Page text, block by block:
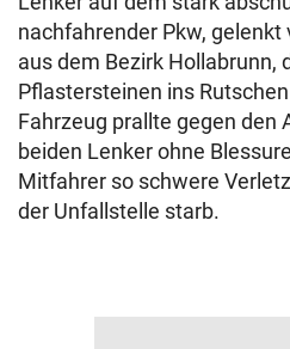
nachfahrender Pkw,
aus dem Bezirk Hollabrunn,
Pflastersteinen ins
Fahrzeug prallte gegen den
beiden Lenker ohne
Mitfahrer so schwere
der Unfallstelle starb.